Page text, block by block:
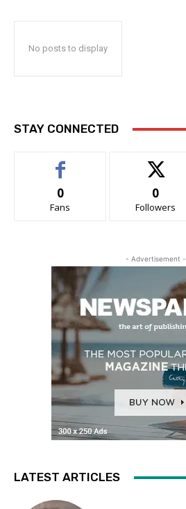
No posts to display
STAY CONNECTED
0
Fans
0
Followers
- Advertisement -
LATEST ARTICLES